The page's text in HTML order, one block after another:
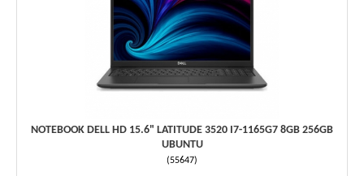
NOTEBOOK DELL HD 15.6" LATITUDE 3520 I7-1165G7 8GB 256GB
UBUNTU
(55647)